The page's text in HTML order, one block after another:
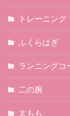
トレーニング
ふくらはぎ
ランニングコ
二の腕
太もも